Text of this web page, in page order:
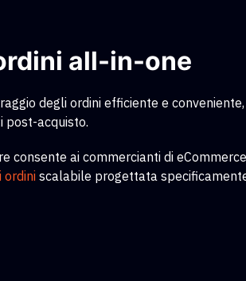
all-in-one
degli ordini efficiente e conveniente,
post-acquisto.
ai commercianti di
ordini scalabile progettata